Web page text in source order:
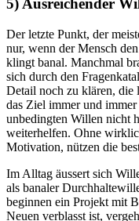
5) Ausreichender
Der letzte Punkt, der
nur, wenn der Mensch
klingt banal. Manchmal
sich durch den
Detail noch zu klären, die
das Ziel immer und
unbedingten Willen nicht
weiterhelfen. Ohne
Motivation, nützen die
Im Alltag äussert sich
als banaler
beginnen ein Projekt mit
Neuen verblasst ist,